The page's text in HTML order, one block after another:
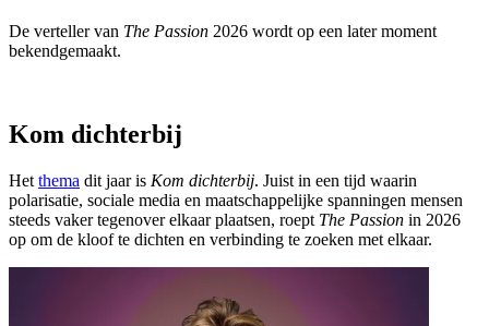
De verteller van The Passion 2026 wordt op een later moment
bekendgemaakt.
Kom dichterbij
Het thema dit jaar is Kom dichterbij. Juist in een tijd waarin
polarisatie, sociale media en maatschappelijke spanningen mensen
steeds vaker tegenover elkaar plaatsen, roept The Passion in 2026
op om de kloof te dichten en verbinding te zoeken met elkaar.